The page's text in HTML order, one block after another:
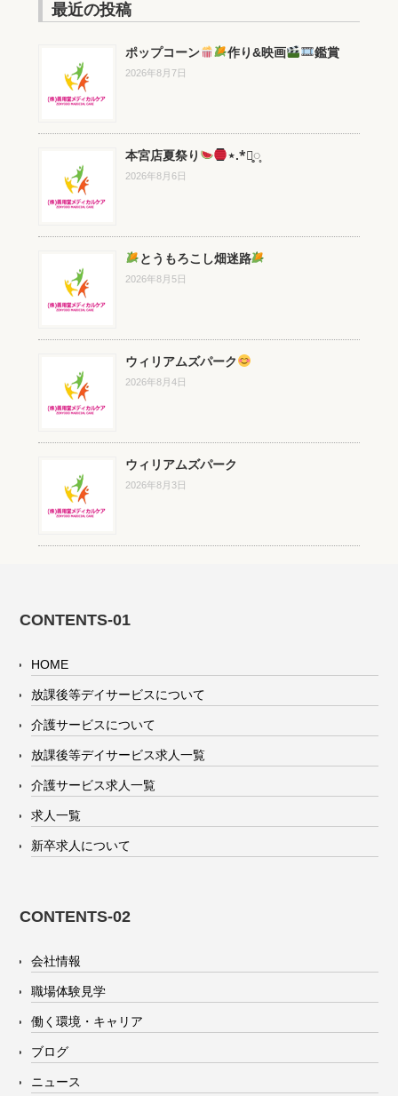
最近の投稿
ポップコーン 作り&映画 鑑賞
2026年8月7日
本宮店夏祭り ⋆.*⃝̥◌̥
2026年8月6日
とうもろこし畑迷路
2026年8月5日
ウィリアムズパーク
2026年8月4日
ウィリアムズパーク
2026年8月3日
CONTENTS-01
HOME
放課後等デイサービスについて
介護サービスについて
放課後等デイサービス求人一覧
介護サービス求人一覧
求人一覧
新卒求人について
CONTENTS-02
会社情報
職場体験見学
働く環境・キャリア
ブログ
ニュース